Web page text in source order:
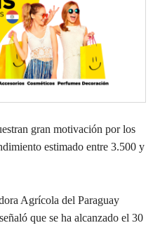
gran motivación por los
estimado entre 3.500 y
Agrícola del Paraguay
que se ha alcanzado el 30